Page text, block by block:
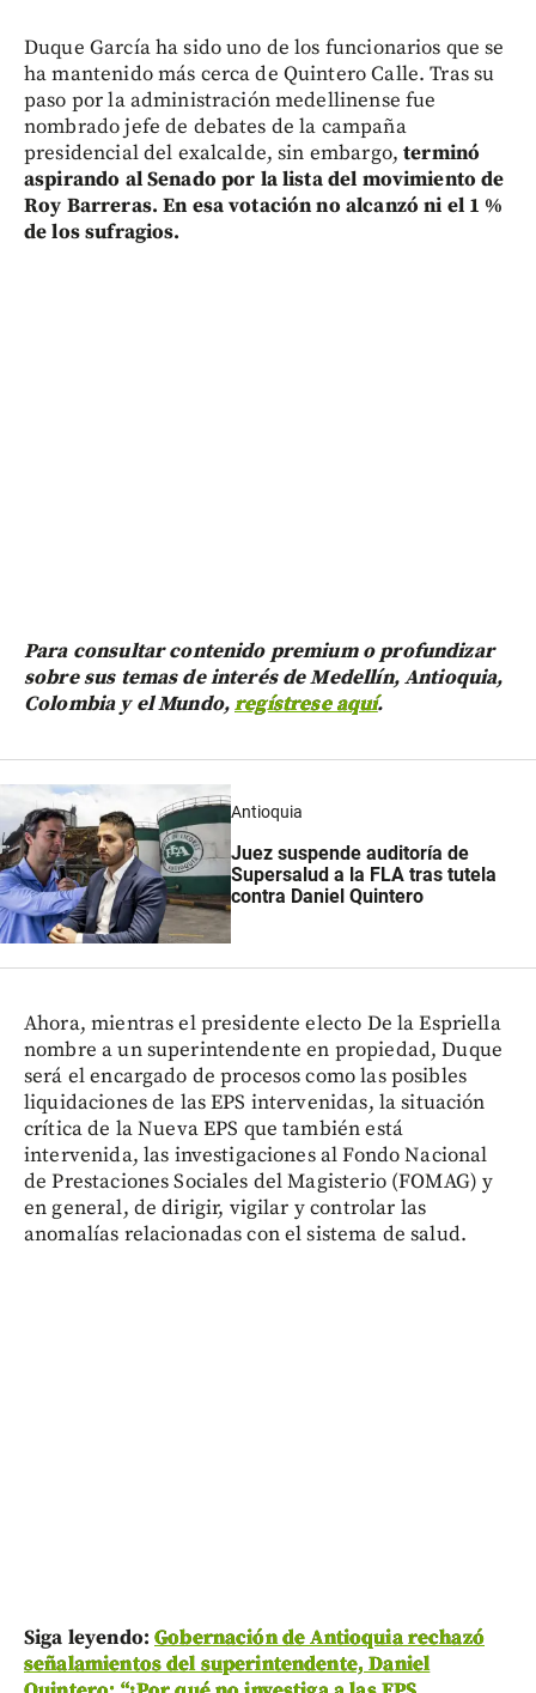
Duque García ha sido uno de los funcionarios que se
ha mantenido más cerca de Quintero Calle. Tras su
paso por la administración medellinense fue
nombrado jefe de debates de la campaña
presidencial del exalcalde, sin embargo,terminó
aspirando al Senado por la lista del movimiento de
Roy Barreras. En esa votación no alcanzó ni el 1 %
de los sufragios.
Para consultar contenido premium o profundizar
sobre sus temas de interés de Medellín, Antioquia,
Colombia y el Mundo,regístrese aquí.
Antioquia
Juez suspende auditoría de
Supersalud a la FLA tras tutela
contra Daniel Quintero
Ahora, mientras el presidente electo De la Espriella
nombre a un superintendente en propiedad, Duque
será el encargado de procesos como las posibles
liquidaciones de las EPS intervenidas, la situación
crítica de la Nueva EPS que también está
intervenida, las investigaciones al Fondo Nacional
de Prestaciones Sociales del Magisterio (FOMAG) y
en general, de dirigir, vigilar y controlar las
anomalías relacionadas con el sistema de salud.
Siga leyendo:Gobernación de Antioquia rechazó
señalamientos del superintendente, Daniel